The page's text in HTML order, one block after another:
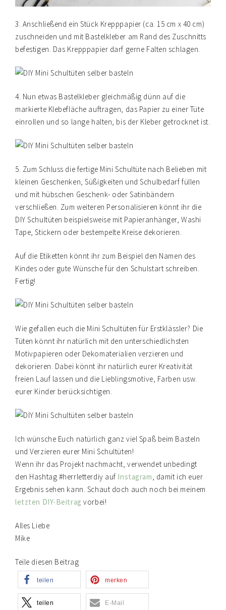
3. Anschließend ein Stück Krepppapier (ca. 15 cm x 40 cm)
zuschneiden und mit Bastelkleber am Rand des Zuschnitts
befestigen. Das Krepppapier darf gerne Falten schlagen.
4. Nun etwas Bastelkleber gleichmäßig dünn auf die
markierte Klebefläche auftragen, das Papier zu einer Tüte
einrollen und so lange halten, bis der Kleber getrocknet ist.
5. Zum Schluss die fertige Mini Schultüte nach Belieben mit
kleinen Geschenken, Süßigkeiten und Schulbedarf füllen
und mit hübschen Geschenk- oder Satinbändern
verschließen. Zum weiteren Personalisieren könnt ihr die
DIY Schultüten beispielsweise mit Papieranhänger, Washi
Tape, Stickern oder bestempelte Kreise dekorieren.
Auf die Etiketten könnt ihr zum Beispiel den Namen des
Kindes oder gute Wünsche für den Schulstart schreiben.
Fertig!
Wie gefallen euch die Mini Schultüten für Erstklässler? Die
Tüten könnt ihr natürlich mit den unterschiedlichsten
Motivpapieren oder Dekomaterialien verzieren und
dekorieren. Dabei könnt ihr natürlich eurer Kreativität
freien Lauf lassen und die Lieblingsmotive, Farben usw.
eurer Kinder berücksichtigen.
Ich wünsche Euch natürlich ganz viel Spaß beim Basteln
und Verzieren eurer Mini Schultüten!
Wenn ihr das Projekt nachmacht, verwendet unbedingt
den Hashtag #herrletterdiy auf Instagram, damit ich euer
Ergebnis sehen kann. Schaut doch auch noch bei meinem
letzten DIY-Beitragvorbei!
Alles Liebe
Mike
Teile diesen Beitrag
teilen merken
teilen E-Mail